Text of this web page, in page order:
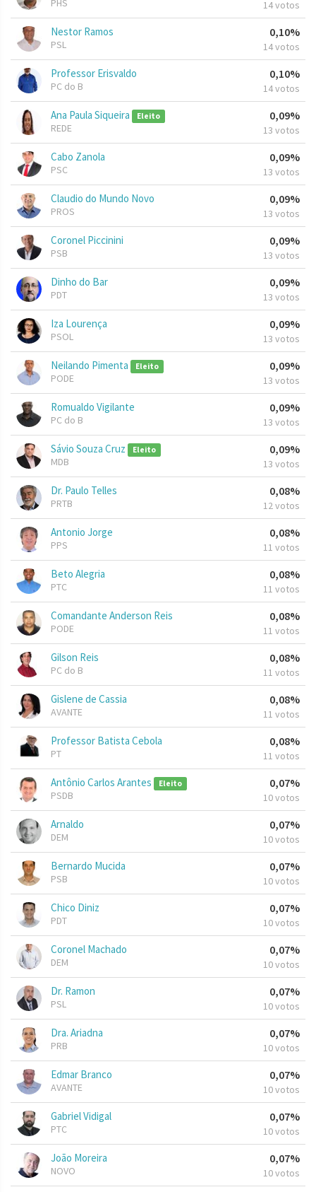
PHS 14 votos
Nestor Ramos
PSL
0,10%
14 votos
Professor Erisvaldo
PC do B
0,10%
14 votos
Ana Paula Siqueira Eleito
REDE
0,09%
13 votos
Cabo Zanola
PSC
0,09%
13 votos
Claudio do Mundo Novo
PROS
0,09%
13 votos
Coronel Piccinini
PSB
0,09%
13 votos
Dinho do Bar
PDT
0,09%
13 votos
Iza Lourença
PSOL
0,09%
13 votos
Neilando Pimenta Eleito
PODE
0,09%
13 votos
Romualdo Vigilante
PC do B
0,09%
13 votos
Sávio Souza Cruz Eleito
MDB
0,09%
13 votos
Dr. Paulo Telles
PRTB
0,08%
12 votos
Antonio Jorge
PPS
0,08%
11 votos
Beto Alegria
PTC
0,08%
11 votos
Comandante Anderson Reis
PODE
0,08%
11 votos
Gilson Reis
PC do B
0,08%
11 votos
Gislene de Cassia
AVANTE
0,08%
11 votos
Professor Batista Cebola
PT
0,08%
11 votos
Antônio Carlos Arantes Eleito
PSDB
0,07%
10 votos
Arnaldo
DEM
0,07%
10 votos
Bernardo Mucida
PSB
0,07%
10 votos
Chico Diniz
PDT
0,07%
10 votos
Coronel Machado
DEM
0,07%
10 votos
Dr. Ramon
PSL
0,07%
10 votos
Dra. Ariadna
PRB
0,07%
10 votos
Edmar Branco
AVANTE
0,07%
10 votos
Gabriel Vidigal
PTC
0,07%
10 votos
João Moreira
NOVO
0,07%
10 votos